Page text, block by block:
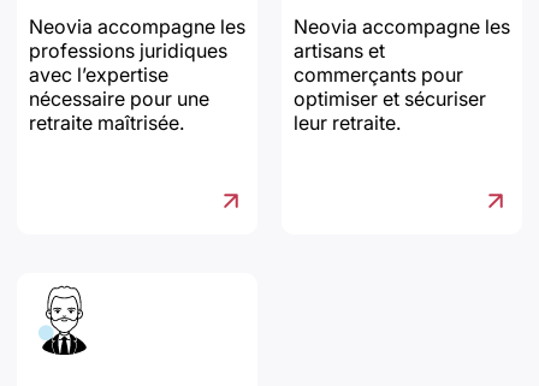
Neovia accompagne les
professions juridiques
avec l’expertise
nécessaire pour une
retraite maîtrisée.
Neovia accompagne les
artisans et
commerçants pour
optimiser et sécuriser
leur retraite.